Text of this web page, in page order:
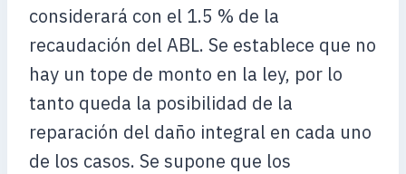
considerará con el 1.5 % de la
recaudación del ABL. Se establece que no
hay un tope de monto en la ley, por lo
tanto queda la posibilidad de la
reparación del daño integral en cada uno
de los casos. Se supone que los